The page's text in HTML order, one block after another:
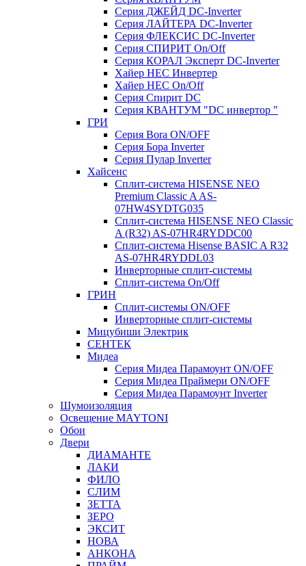
Серия ДЖЕЙД DC-Inverter
Серия ЛАЙТЕРА DC-Inverter
Серия ФЛЕКСИС DC-Inverter
Серия СПИРИТ On/Off
Серия КОРАЛ Эксперт DC-Inverter
Хайер HEC Инвертер
Хайер HEC On/Off
Серия Спирит DC
Серия КВАНТУМ "DC инвертор "
ГРИ
Серия Bora ON/OFF
Серия Бора Inverter
Серия Пулар Inverter
Хайсенс
Сплит-система HISENSE NEO
Premium Classic A AS-
07HW4SYDTG035
Сплит-система HISENSE NEO Classic
A (R32) AS-07HR4RYDDC00
Сплит-система Hisense BASIC A R32
AS-07HR4RYDDL03
Инверторные сплит-системы
Сплит-система On/Off
ГРИН
Сплит-системы ON/OFF
Инверторные сплит-системы
Мицубиши Электрик
СЕНТЕК
Мидеа
Серия Мидеа Парамоунт ON/OFF
Серия Мидеа Праймери ON/OFF
Серия Мидеа Парамоунт Inverter
Шумоизоляция
Освещение MAYTONI
Обои
Двери
ДИАМАНТЕ
ЛАКИ
ФИЛО
СЛИМ
ЗЕТТА
ЗЕРО
ЭКСИТ
НОВА
АНКОНА